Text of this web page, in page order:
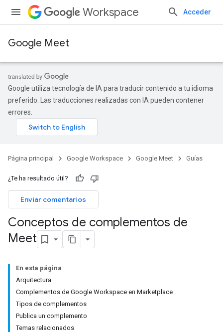
Workspace Acceder
Google Meet
Google utiliza tecnología de IA para traducir contenido a tu idioma
preferido. Las traducciones realizadas con IA pueden contener
errores.
Página principal Google Workspace Google Meet Guías
¿Te ha resultado útil?
Enviar comentarios
Conceptos de complementos de
Meet
En esta página
Arquitectura
Complementos de Google Workspace en Marketplace
Tipos de complementos
Publica un complemento
Temas relacionados